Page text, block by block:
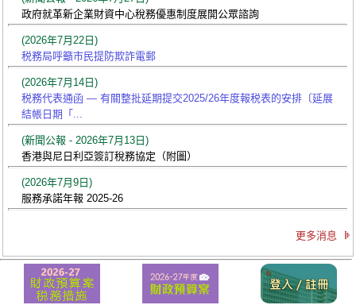
政府就革新企業財資中心稅務優惠制度展開公眾諮詢
(2026年7月22日)
税務局呼籲市民提防欺詐電郵
(2026年7月14日)
税務代表通函 — 有關整批延期提交2025/26年度報税表的安排〔延展
結帳日期「...
(新聞公報 - 2026年7月13日)
香港與尼日利亞簽訂稅務協定（附圖）
(2026年7月9日)
服務承諾年報 2025-26
更多消息